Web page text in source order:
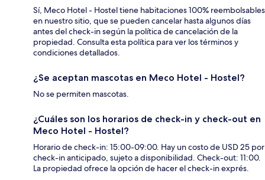
Sí, Meco Hotel - Hostel tiene habitaciones 100% reembolsables
en nuestro sitio, que se pueden cancelar hasta algunos días
antes del check-in según la política de cancelación de la
propiedad. Consulta esta política para ver los términos y
condiciones detallados.
¿Se aceptan mascotas en Meco Hotel - Hostel?
No se permiten mascotas.
¿Cuáles son los horarios de check-in y check-out en
Meco Hotel - Hostel?
Horario de check-in: 15:00-09:00. Hay un costo de USD 25 por
check-in anticipado, sujeto a disponibilidad. Check-out: 11:00.
La propiedad ofrece la opción de hacer el check-in exprés.